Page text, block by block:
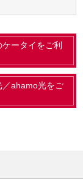
ータイをご利
／ahamo光をご